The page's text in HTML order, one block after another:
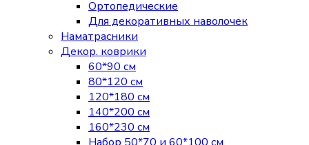
Ортопедические
Для декоративных наволочек
Наматрасники
Декор. коврики
60*90 см
80*120 см
120*180 см
140*200 см
160*230 см